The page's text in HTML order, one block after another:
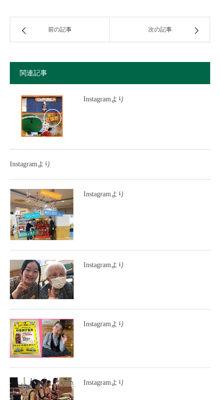
前の記事 次の記事
関連記事
Instagramより
Instagramより
Instagramより
Instagramより
Instagramより
Instagramより